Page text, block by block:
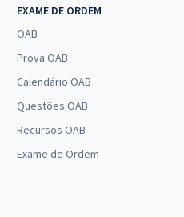
EXAME DE ORDEM
OAB
Prova OAB
Calendário OAB
Questões OAB
Recursos OAB
Exame de Ordem